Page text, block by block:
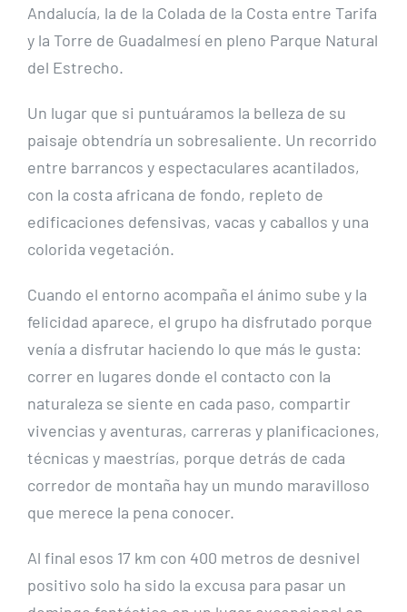
Andalucía, la de la Colada de la Costa entre Tarifa
y la Torre de Guadalmesí en pleno Parque Natural
del Estrecho.
Un lugar que si puntuáramos la belleza de su
paisaje obtendría un sobresaliente. Un recorrido
entre barrancos y espectaculares acantilados,
con la costa africana de fondo, repleto de
edificaciones defensivas, vacas y caballos y una
colorida vegetación.
Cuando el entorno acompaña el ánimo sube y la
felicidad aparece, el grupo ha disfrutado porque
venía a disfrutar haciendo lo que más le gusta:
correr en lugares donde el contacto con la
naturaleza se siente en cada paso, compartir
vivencias y aventuras, carreras y planificaciones,
técnicas y maestrías, porque detrás de cada
corredor de montaña hay un mundo maravilloso
que merece la pena conocer.
Al final esos 17 km con 400 metros de desnivel
positivo solo ha sido la excusa para pasar un